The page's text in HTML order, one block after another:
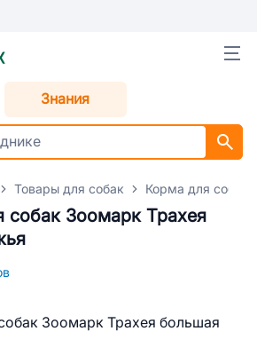
Знания
Товары для собак Корма для собак
собак Зоомарк Трахея